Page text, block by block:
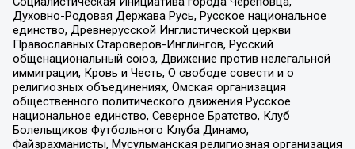
Духовно-Родовая Держава Русь, Русское национальное
единство, Древнерусской Инглистической церкви
Православных Староверов-Инглингов, Русский
общенациональный союз, Движение против нелегальной
иммиграции, Кровь и Честь, О свободе совести и о
религиозных объединениях, Омская организация
общественного политического движения Русское
национальное единство, Северное Братство, Клуб
Болельщиков Футбольного Клуба Динамо,
Файзрахманисты, Мусульманская религиозная организация